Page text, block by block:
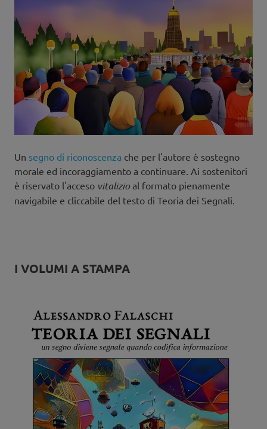
Un segno di riconoscenza che per l'autore è sostegno
morale ed incoraggiamento a continuare. Ai sostenitori
è riservato l'acceso vitalizio al formato pienamente
navigabile e cliccabile del testo di Teoria dei Segnali.
I VOLUMI A STAMPA